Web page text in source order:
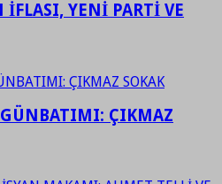
YENİ PARTİ VE
ÇIKMAZ